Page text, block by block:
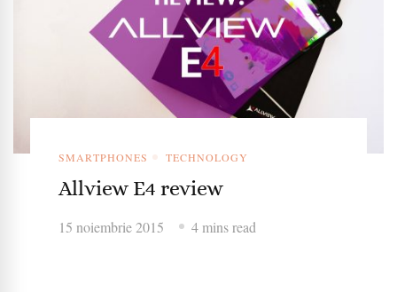
SMARTPHONES TECHNOLOGY
Allview E4 review
15 noiembrie 2015 4 mins read